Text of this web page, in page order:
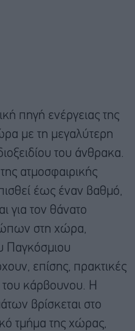
πηγή ενέργειας της
με τη μεγαλύτερη
του άνθρακα.
ατμοσφαιρικής
έως έναν βαθμό,
για τον θάνατο
στη χώρα,
Παγκόσμιου
επίσης, πρακτικές
του κάρβουνου. Η
βρίσκεται στο
τμήμα της χώρας,